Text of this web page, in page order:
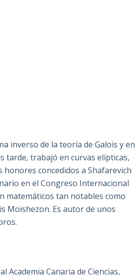
inverso de la teoría de Galois y en
tarde, trabajó en curvas elípticas,
concedidos a Shafarevich
en el Congreso Internacional
matemáticos tan notables como
Moishezon. Es autor de unos
Academia Canaria de Ciencias,